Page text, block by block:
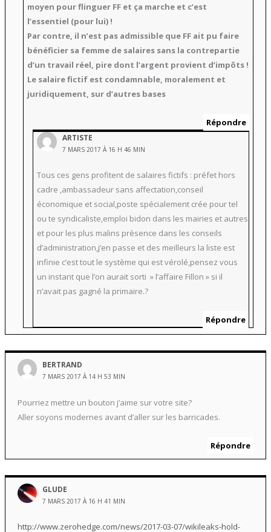
moyen pour flinguer FF et ça marche et c’est
l’essentiel (pour lui) !
Par contre, il n’est pas admissible que FF ait pu faire
bénéficier sa femme de salaires sans la contrepartie
d’un travail réel, pire dont l’argent provient d’impôts !
Le salaire fictif est condamnable, moralement et
juridiquement, sur d’autres bases
Répondre
ARTISTE
7 MARS 2017 À 16 H 46 MIN
Tous ces gens profitent de salaires fictifs : préfet hors
cadre ,ambassadeur sans affectation,conseil
économique et social,poste spécialement crée pour tel
ou te syndicaliste,emploi bidon dans les mairies et autres
et pour les plus malins prèsence dans les conseils
d’administration,j’en passe et des meilleurs la liste est
infinie c’est tout le système qui est vérolé,pensez vous
un instant que l’on aurait sorti » l’affaire Fillon » si il
n’avait pas gagné la primaire.?
Répondre
BERTRAND
7 MARS 2017 À 14 H 53 MIN
Pourriez mettre un bouton j’aime sur votre site?
Aller soyons modernes avant d’aller sur les barricades.
Répondre
GLUDE
7 MARS 2017 À 16 H 41 MIN
http://www.zerohedge.com/news/2017-03-07/wikileaks-hold-